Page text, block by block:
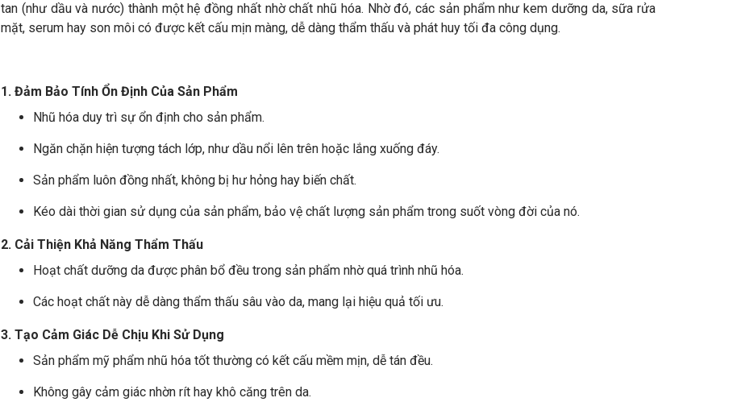
tan (như dầu và nước) thành một hệ đồng nhất nhờ chất nhũ hóa. Nhờ đó, các sản phẩm như kem dưỡng da, sữa rửa
mặt, serum hay son môi có được kết cấu mịn màng, dễ dàng thẩm thấu và phát huy tối đa công dụng.
1. Đảm Bảo Tính Ổn Định Của Sản Phẩm
Nhũ hóa duy trì sự ổn định cho sản phẩm.
Ngăn chặn hiện tượng tách lớp, như dầu nổi lên trên hoặc lắng xuống đáy.
Sản phẩm luôn đồng nhất, không bị hư hỏng hay biến chất.
Kéo dài thời gian sử dụng của sản phẩm, bảo vệ chất lượng sản phẩm trong suốt vòng đời của nó.
2. Cải Thiện Khả Năng Thẩm Thấu
Hoạt chất dưỡng da được phân bổ đều trong sản phẩm nhờ quá trình nhũ hóa.
Các hoạt chất này dễ dàng thẩm thấu sâu vào da, mang lại hiệu quả tối ưu.
3. Tạo Cảm Giác Dễ Chịu Khi Sử Dụng
Sản phẩm mỹ phẩm nhũ hóa tốt thường có kết cấu mềm mịn, dễ tán đều.
Không gây cảm giác nhờn rít hay khô căng trên da.